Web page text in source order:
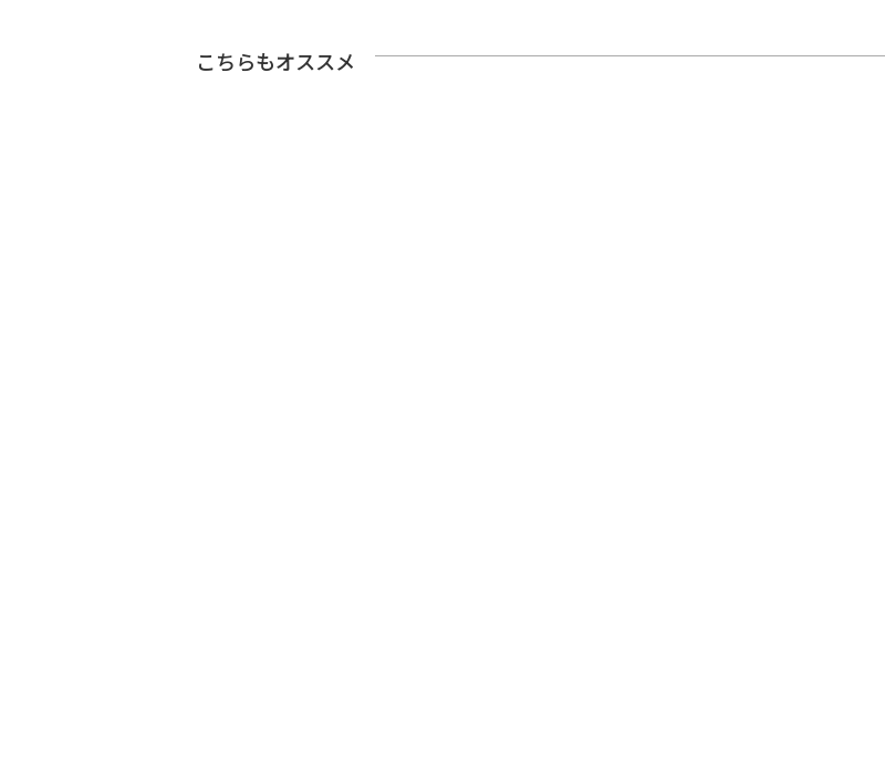
こちらもオススメ